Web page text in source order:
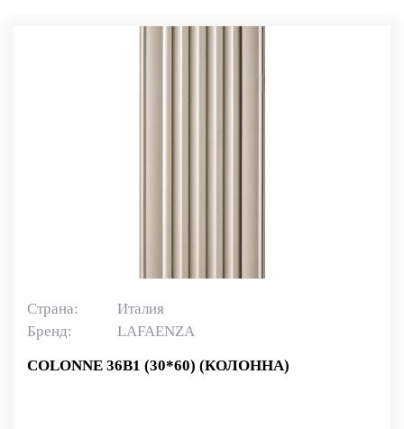
Страна:
Италия
Бренд:
LAFAENZA
COLONNE 36B1 (30*60) (КОЛОННА)